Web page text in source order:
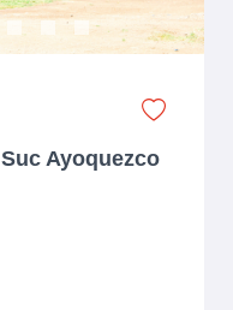
Ayoquezco